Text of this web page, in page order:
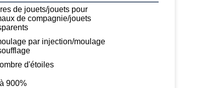
de jouets/jouets pour
de compagnie/jouets
par injection/moulage
d'étoiles
900%